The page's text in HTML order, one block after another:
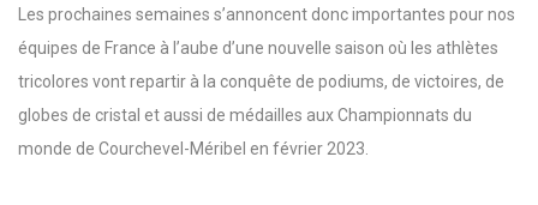
Les prochaines semaines s’annoncent donc importantes pour nos
équipes de France à l’aube d’une nouvelle saison où les athlètes
tricolores vont repartir à la conquête de podiums, de victoires, de
globes de cristal et aussi de médailles aux Championnats du
monde de Courchevel-Méribel en février 2023.